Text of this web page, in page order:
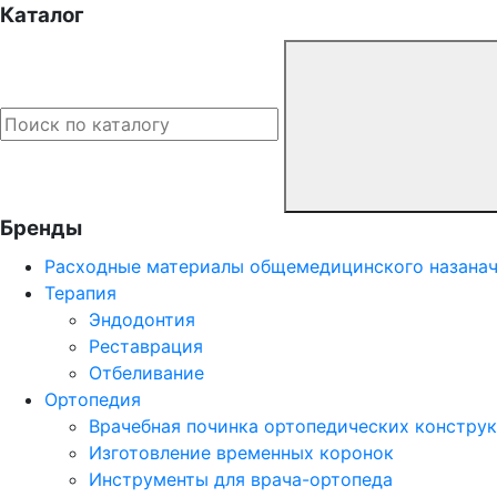
Каталог
Бренды
Расходные материалы общемедицинского
Терапия
Эндодонтия
Реставрация
Отбеливание
Ортопедия
Врачебная починка ортопедических
Изготовление временных коронок
Инструменты для врача-ортопеда